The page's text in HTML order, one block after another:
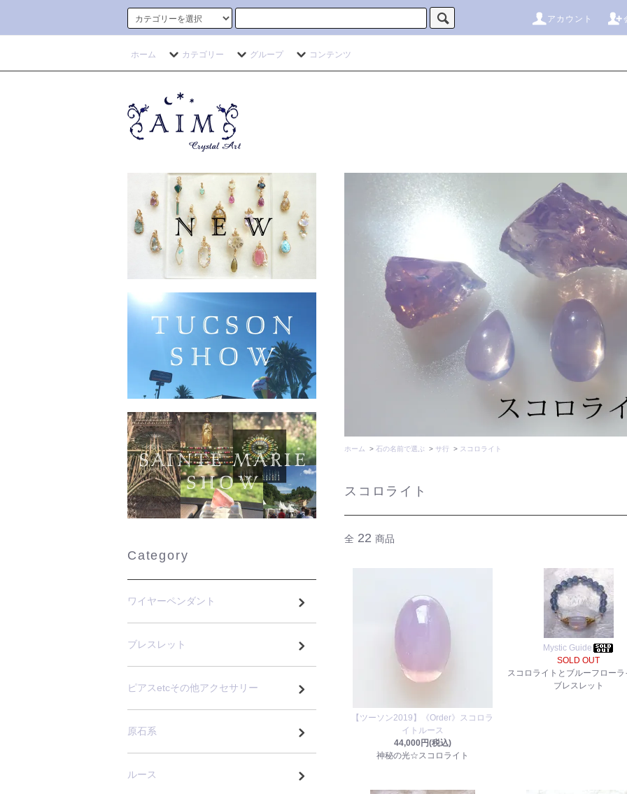
アカウント
ホーム カテゴリー グループ コンテンツ
ホーム > 石の名前で選ぶ > サ行 > スコロライト
スコロライト
全 22 商品
【ツーソン2019】《Order》スコロラ
イトルース
44,000円(税込)
神秘の光☆スコロライト
Mystic Guide
SOLD OUT
スコロライトとブルーフローラ
ブレスレット
Category
ワイヤーペンダント
ブレスレット
ピアスetcその他アクセサリー
原石系
ルース